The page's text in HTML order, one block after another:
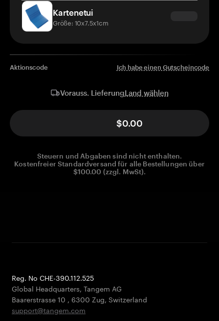
Kartenetui
Größe: 10x7.5x1cm
Aktionscode Ich habe einen Gutscheincode
Vorauss. LieferungLand wählen
$0.00
Steuern und Abgaben sind nicht enthalten.
Kostenfreier Standardversand für alle Bestellungen über
$100.00 (zzgl. MwSt).
Reg. No CHE-390.112.525
Global Headquarters, Tangem AG
Baarerstrasse 10 , 6300 Zug, Switzerland
support@tangem.com